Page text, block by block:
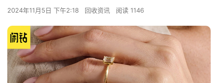
2024年11月5日 下午2:18 回收资讯 阅读 1146